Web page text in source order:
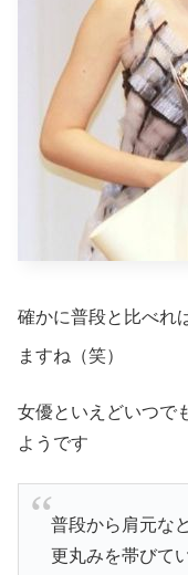
確かに普段と比べれ
ますね（笑）
女優といえどいつで
ようです
普段から肩元な
更丸みを帯びて